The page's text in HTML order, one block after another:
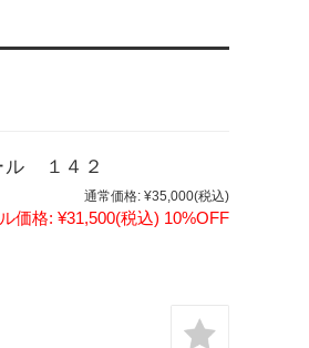
ル １４２
通常価格: ¥35,000(税込)
価格: ¥31,500(税込) 10%OFF